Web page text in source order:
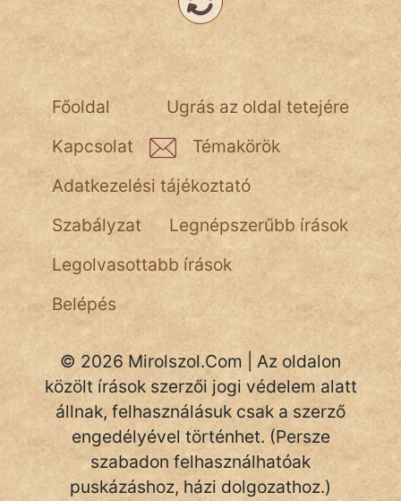
Népszerű szerzőink:
fantom
Hunor
Jób Gedeon
Láron Ádám
mikkamakka
vörös ördög
NapHold
Név nélkül
pszichopati
szegény legény
Ugrás az oldal tetejére
Főoldal
Kapcsolat
Témakörök
Adatkezelési tájékoztató
Szabályzat
Legnépszerűbb írások
Legolvasottabb írások
Belépés
© 2026 Mirolszol.Com | Az oldalon
közölt írások szerzői jogi védelem alatt
állnak, felhasználásuk csak a szerző
engedélyével történhet. (Persze
szabadon felhasználhatóak
puskázáshoz, házi dolgozathoz.)